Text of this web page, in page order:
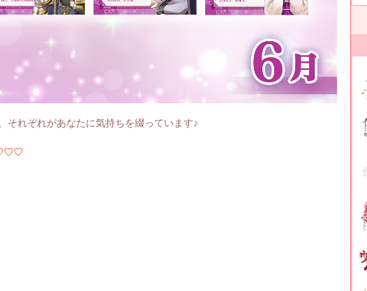
それぞれがあなたに気持ちを綴っています♪
♡♡♡